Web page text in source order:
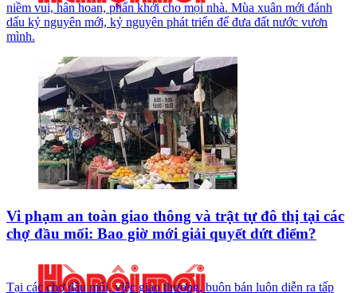
niềm vui, hân hoan, phấn khởi cho mọi nhà. Mùa xuân mới đánh
dấu kỷ nguyên mới, kỷ nguyên phát triển để đưa đất nước vươn
mình.
Vi phạm an toàn giao thông và trật tự đô thị tại các
chợ đầu mối: Bao giờ mới giải quyết dứt điểm?
Tại các chợ đầu mối, việc giao thương, buôn bán luôn diễn ra tấp